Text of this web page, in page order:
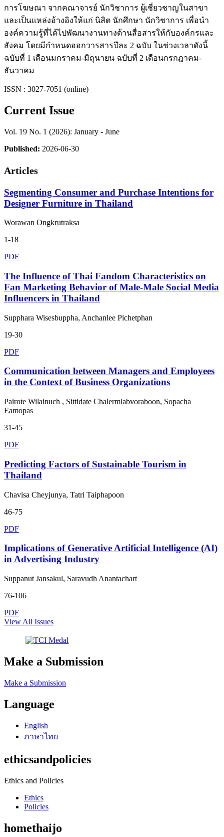
การโฆษณา จากคณาจารย์ นักวิชาการ ผู้เชี่ยวชาญในสาขา
และเป็นแหล่งอ้างอิงให้แก่ นิสิต นักศึกษา นักวิชาการ เพื่อนำ
องค์ความรู้ที่ได้ไปพัฒนางานทางด้านสื่อสารให้กับองค์กรและ
สังคม โดยมีกำหนดออกวารสารปีละ 2 ฉบับ ในช่วงเวลาดังนี้
ฉบับที่ 1 เดือนมกราคม-มิถุนายน ฉบับที่ 2 เดือนกรกฎาคม-
ธันวาคม
ISSN : 3027-7051 (online)
Current Issue
Vol. 19 No. 1 (2026): January - June
Published: 2026-06-30
Articles
Segmenting Consumer and Purchase Intentions for
Designer Furniture in Thailand
Worawan Ongkrutraksa
1-18
PDF
The Influence of Thai Fandom Characteristics on
Fan Marketing Behavior of Male-Male Social Media
Influencers in Thailand
Supphara Wisesbuppha, Anchanlee Pichetphan
19-30
PDF
Communication between Managers and Employees
in the Context of Business Organizations
Pairote Wilainuch , Sittidate Chalermlabvoraboon, Sopacha
Eamopas
31-45
PDF
Predicting Factors of Sustainable Tourism in
Thailand
Chavisa Cheyjunya, Tatri Taiphapoon
46-75
PDF
Implications of Generative Artificial Intelligence (AI)
in Advertising Industry
Suppanut Jansakul, Saravudh Anantachart
76-106
PDF
View All Issues
Make a Submission
Make a Submission
Language
English
ภาษาไทย
ethicsandpolicies
Ethics and Policies
Ethics
Policies
homethaijo